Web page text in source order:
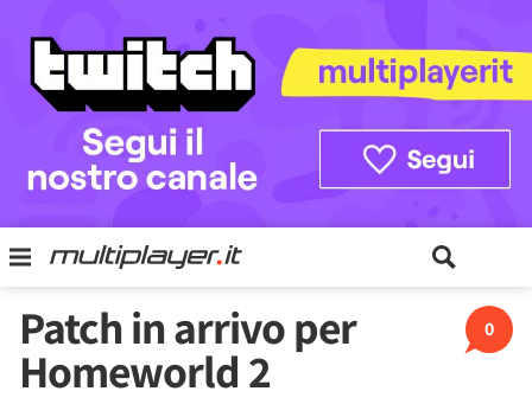
0
Patch in arrivo per
Homeworld 2